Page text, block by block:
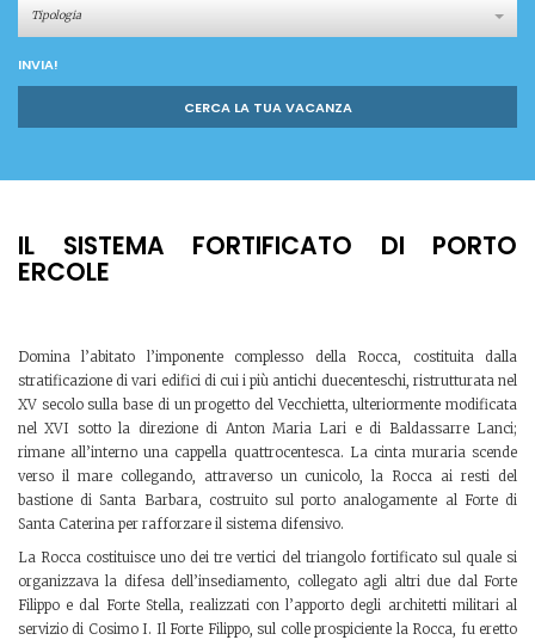
Tipologia
INVIA!
CERCA LA TUA VACANZA
IL SISTEMA FORTIFICATO DI PORTO
ERCOLE
Domina l’abitato l’imponente complesso della Rocca, costituita dalla
stratificazione di vari edifici di cui i più antichi duecenteschi, ristrutturata nel
XV secolo sulla base di un progetto del Vecchietta, ulteriormente modificata
nel XVI sotto la direzione di Anton Maria Lari e di Baldassarre Lanci;
rimane all’interno una cappella quattrocentesca. La cinta muraria scende
verso il mare collegando, attraverso un cunicolo, la Rocca ai resti del
bastione di Santa Barbara, costruito sul porto analogamente al Forte di
Santa Caterina per rafforzare il sistema difensivo.
La Rocca costituisce uno dei tre vertici del triangolo fortificato sul quale si
organizzava la difesa dell’insediamento, collegato agli altri due dal Forte
Filippo e dal Forte Stella, realizzati con l’apporto degli architetti militari al
servizio di Cosimo I. Il Forte Filippo, sul colle prospiciente la Rocca, fu eretto